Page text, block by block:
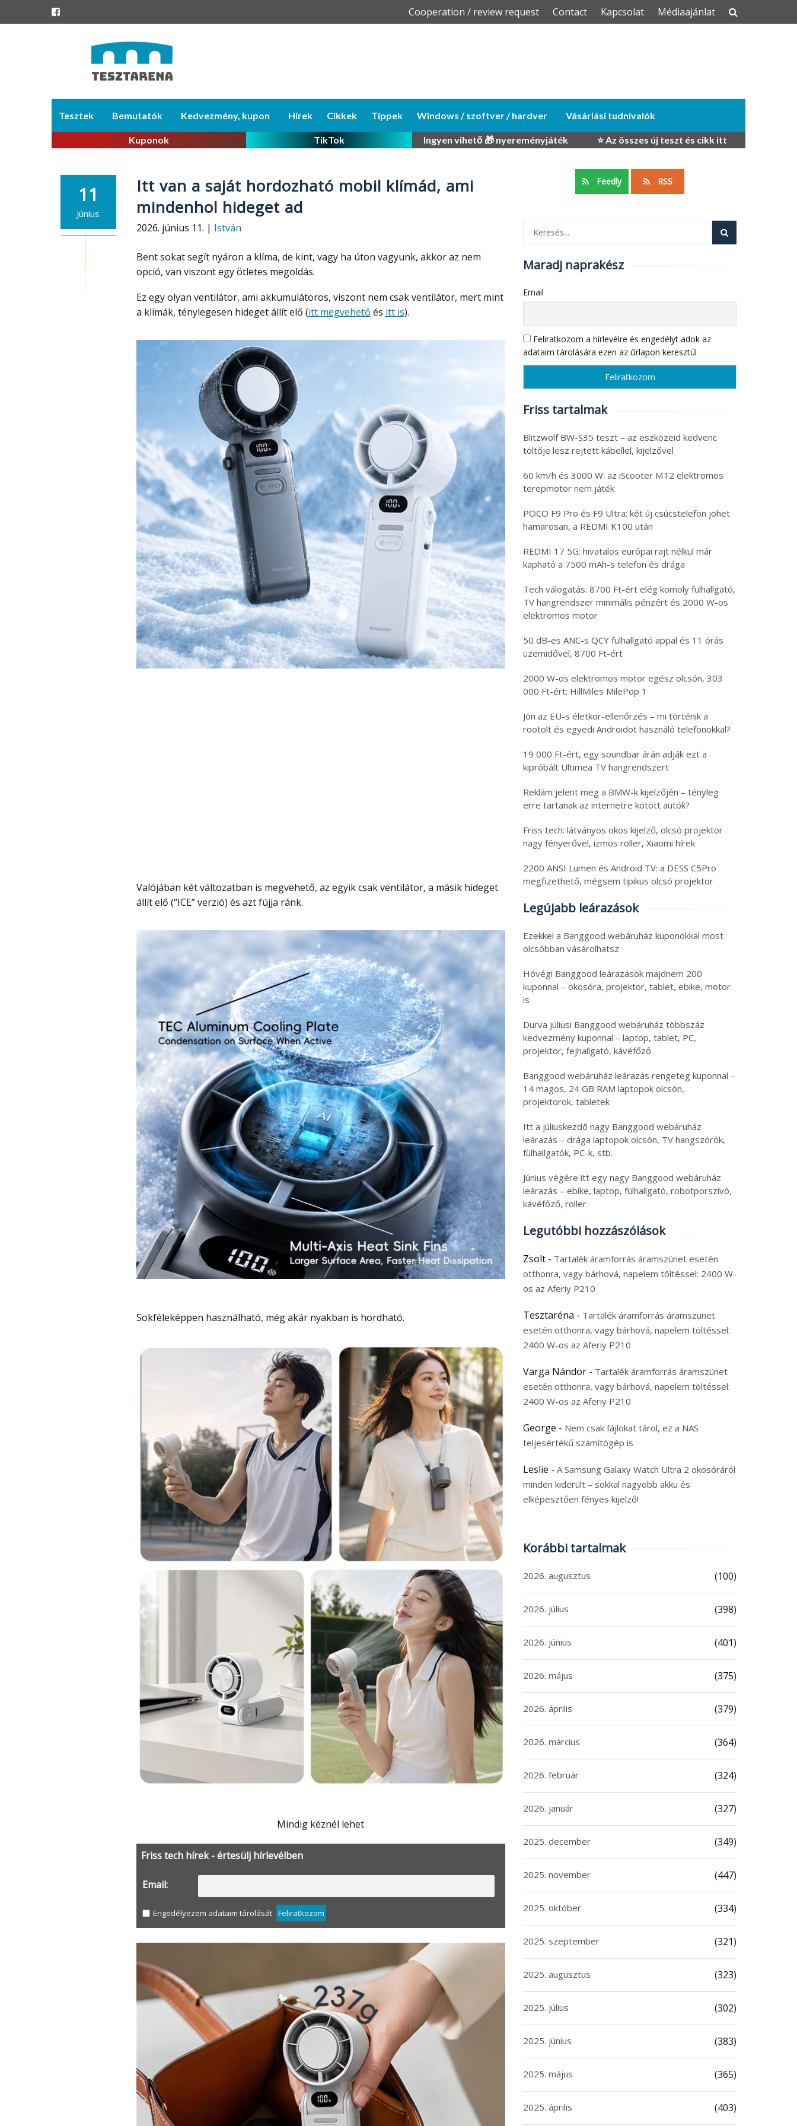
Skip
Cooperation / review request Contact Kapcsolat Médiaajánlat
content
Tesztek Bemutatók Kedvezmény, kupon Hírek Cikkek Tippek Windows / szoftver / hardver Vásárlási tudnivalók
Kuponok TikTok Ingyen vihető 🎁 nyereményjáték ⭐ Az összes új teszt és cikk itt
11
Június
Itt van a saját hordozható mobil klímád, ami
mindenhol hideget ad
2026. június 11. | István
Bent sokat segít nyáron a klíma, de kint, vagy ha úton vagyunk, akkor az nem
opció, van viszont egy ötletes megoldás.
Ez egy olyan ventilátor, ami akkumulátoros, viszont nem csak ventilátor, mert mint
a klímák, ténylegesen hideget állít elő (itt megvehető és itt is).
Valójában két változatban is megvehető, az egyik csak ventilátor, a másik hideget
állít elő (“ICE” verzió) és azt fújja ránk.
Sokféleképpen használható, még akár nyakban is hordható.
Mindig kéznél lehet
Friss tech hírek - értesülj hírlevélben
Email:
Engedélyezem adataim tárolását Feliratkozom
Feedly RSS
Maradj naprakész
Email
Feliratkozom a hírlevélre és engedélyt adok az
adataim tárolására ezen az űrlapon keresztül
Friss tartalmak
Blitzwolf BW-S35 teszt – az eszközeid kedvenc
töltője lesz rejtett kábellel, kijelzővel
60 km/h és 3000 W: az iScooter MT2 elektromos
terepmotor nem játék
POCO F9 Pro és F9 Ultra: két új csúcstelefon jöhet
hamarosan, a REDMI K100 után
REDMI 17 5G: hivatalos európai rajt nélkül már
kapható a 7500 mAh-s telefon és drága
Tech válogatás: 8700 Ft-ért elég komoly fülhallgató,
TV hangrendszer minimális pénzért és 2000 W-os
elektromos motor
50 dB-es ANC-s QCY fülhallgató appal és 11 órás
üzemidővel, 8700 Ft-ért
2000 W-os elektromos motor egész olcsón, 303
000 Ft-ért: HillMiles MilePop 1
Jön az EU-s életkor-ellenőrzés – mi történik a
rootolt és egyedi Androidot használó telefonokkal?
19 000 Ft-ért, egy soundbar árán adják ezt a
kipróbált Ultimea TV hangrendszert
Reklám jelent meg a BMW-k kijelzőjén – tényleg
erre tartanak az internetre kötött autók?
Friss tech: látványos okos kijelző, olcsó projektor
nagy fényerővel, izmos roller, Xiaomi hírek
2200 ANSI Lumen és Android TV: a DESS C5Pro
megfizethető, mégsem tipikus olcsó projektor
Legújabb leárazások
Ezekkel a Banggood webáruház kuponokkal most
olcsóbban vásárolhatsz
Hóvégi Banggood leárazások majdnem 200
kuponnal – okosóra, projektor, tablet, ebike, motor
is
Durva júliusi Banggood webáruház többszáz
kedvezmény kuponnal – laptop, tablet, PC,
projektor, fejhallgató, kávéfőző
Banggood webáruház leárazás rengeteg kuponnal –
14 magos, 24 GB RAM laptopok olcsón,
projektorok, tabletek
Itt a júliuskezdő nagy Banggood webáruház
leárazás – drága laptopok olcsón, TV hangszórók,
fülhallgatók, PC-k, stb.
Június végére itt egy nagy Banggood webáruház
leárazás – ebike, laptop, fülhallgató, robotporszívó,
kávéfőző, roller
Legutóbbi hozzászólások
Zsolt - Tartalék áramforrás áramszünet esetén
otthonra, vagy bárhová, napelem töltéssel: 2400 W-
os az Aferiy P210
Tesztaréna - Tartalék áramforrás áramszünet
esetén otthonra, vagy bárhová, napelem töltéssel:
2400 W-os az Aferiy P210
Varga Nándor - Tartalék áramforrás áramszünet
esetén otthonra, vagy bárhová, napelem töltéssel:
2400 W-os az Aferiy P210
George - Nem csak fájlokat tárol, ez a NAS
teljesértékű számítógép is
Leslie - A Samsung Galaxy Watch Ultra 2 okosóráról
minden kiderült – sokkal nagyobb akku és
elképesztően fényes kijelző!
Korábbi tartalmak
2026. augusztus (100)
2026. július (398)
2026. június (401)
2026. május (375)
2026. április (379)
2026. március (364)
2026. február (324)
2026. január (327)
2025. december (349)
2025. november (447)
2025. október (334)
2025. szeptember (321)
2025. augusztus (323)
2025. július (302)
2025. június (383)
2025. május (365)
2025. április (403)